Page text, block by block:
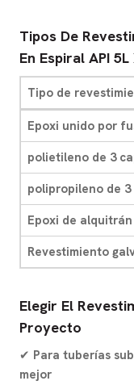
Tipos De
En Espiral API 5L
Tipo de
Epoxi unido por
polietileno de 3
polipropileno de 3
Epoxi de
Revestimiento
Elegir El
Proyecto
✔ Para tuberías
mejor